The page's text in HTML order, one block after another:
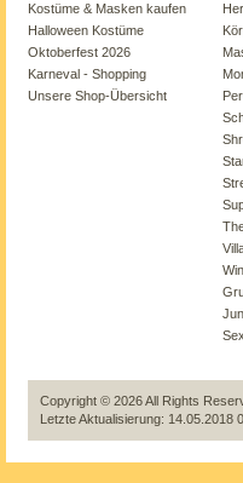
Kostüme & Masken kaufen
Halloween Kostüme
Oktoberfest 2026
Karneval - Shopping
Unsere Shop-Übersicht
Copyright © 2026 All Rights
Letzte Aktualisierung: 14.05.2018